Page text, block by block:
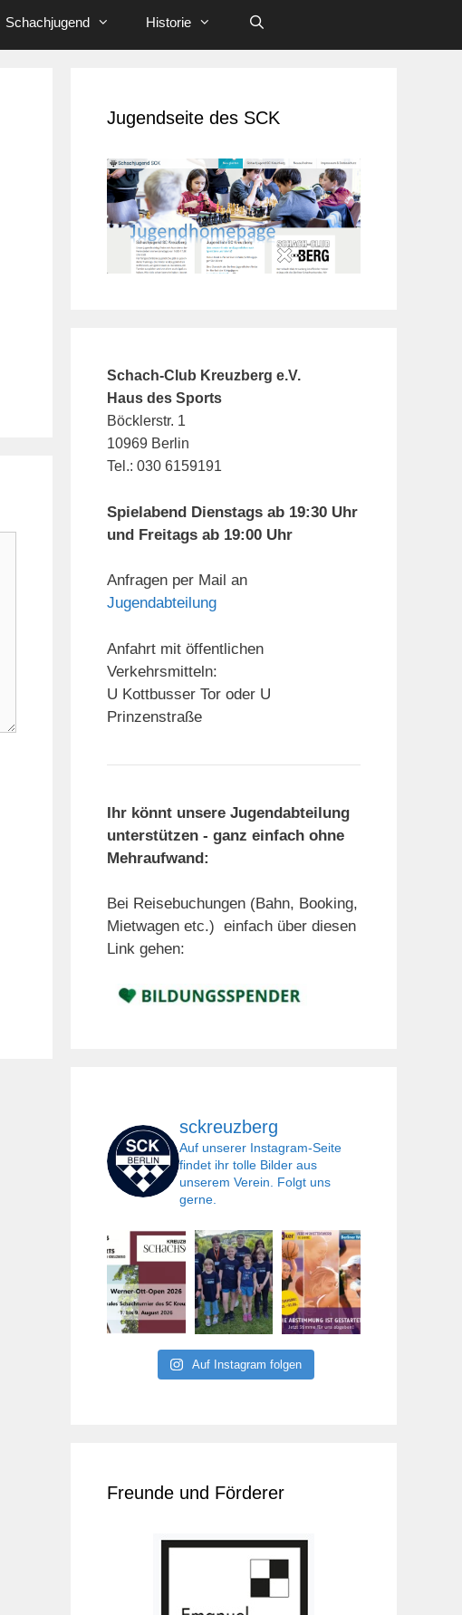
Schachjugend Historie
Jugendseite des SCK
Schach-Club Kreuzberg e.V.
Haus des Sports
Böcklerstr. 1
10969 Berlin
Tel.: 030 6159191
Spielabend Dienstags ab 19:30 Uhr
und Freitags ab 19:00 Uhr
Anfragen per Mail an
Jugendabteilung
Anfahrt mit öffentlichen
Verkehrsmitteln:
U Kottbusser Tor oder U
Prinzenstraße
Ihr könnt unsere Jugendabteilung
unterstützen - ganz einfach ohne
Mehraufwand:
Bei Reisebuchungen (Bahn, Booking,
Mietwagen etc.) einfach über diesen
Link gehen:
sckreuzberg
Auf unserer Instagram-Seite
findet ihr tolle Bilder aus
unserem Verein. Folgt uns
gerne.
Auf Instagram folgen
Freunde und Förderer